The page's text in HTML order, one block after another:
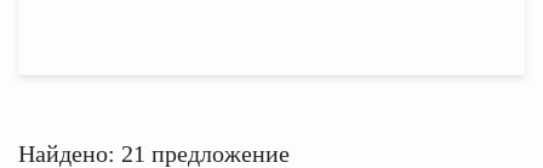
Найдено: 21 предложение